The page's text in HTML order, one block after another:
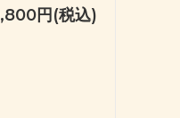
円(税込)